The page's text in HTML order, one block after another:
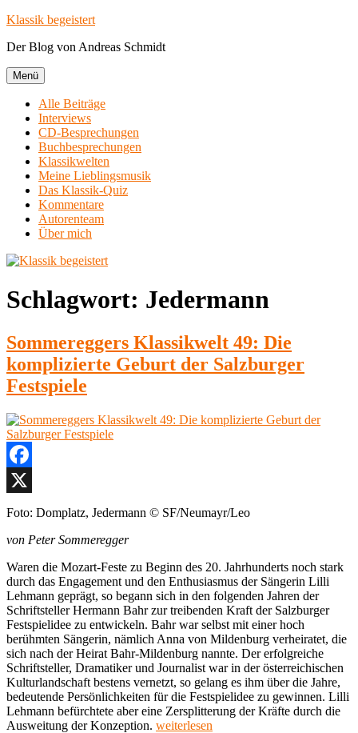
Zum
springen
Klassik begeistert
Der Blog von Andreas Schmidt
Menü
Alle Beiträge
Interviews
CD-Besprechungen
Buchbesprechungen
Klassikwelten
Meine Lieblingsmusik
Das Klassik-Quiz
Kommentare
Autorenteam
Über mich
Schlagwort: Jedermann
Sommereggers Klassikwelt 49: Die
komplizierte Geburt der Salzburger
Festspiele
Facebook
X
Foto: Domplatz, Jedermann © SF/Neumayr/Leo
von Peter Sommeregger
Waren die Mozart-Feste zu Beginn des 20. Jahrhunderts noch stark
durch das Engagement und den Enthusiasmus der Sängerin Lilli
Lehmann geprägt, so begann sich in den folgenden Jahren der
Schriftsteller Hermann Bahr zur treibenden Kraft der Salzburger
Festspielidee zu entwickeln. Bahr war selbst mit einer hoch
berühmten Sängerin, nämlich Anna von Mildenburg verheiratet, die
sich nach der Heirat Bahr-Mildenburg nannte. Der erfolgreiche
Schriftsteller, Dramatiker und Journalist war in der österreichischen
Kulturlandschaft bestens vernetzt, so gelang es ihm über die Jahre,
bedeutende Persönlichkeiten für die Festspielidee zu gewinnen. Lilli
Lehmann befürchtete aber eine Zersplitterung der Kräfte durch die
Ausweitung der Konzeption. „Sommereggers
weiterlesen